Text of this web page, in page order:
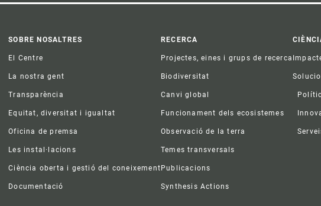
Footer
SOBRE NOSALTRES
El Centre
La nostra gent
Transparència
Equitat, diversitat i igualtat
Oficina de premsa
Les instal·lacions
Ciència oberta i gestió del coneixement
Documentació
RECERCA
Projectes, eines i grups de recerca
Biodiversitat
Canvi global
Funcionament dels ecosistemes
Observació de la terra
Temes transversals
Publicacions
Synthesis Actions